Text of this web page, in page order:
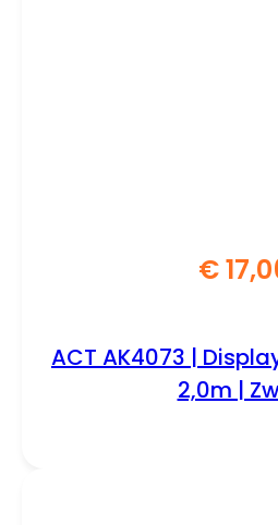
€
ACT AK4073 |
2,0m |